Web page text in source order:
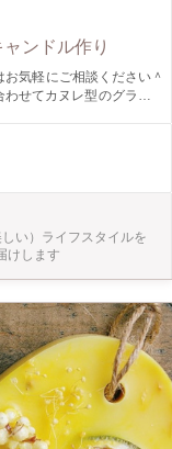
ンドル作り
気軽にご相談ください＾
せてカヌレ型のグラデー
~16:00：２個
い）ライフスタイルを
けします